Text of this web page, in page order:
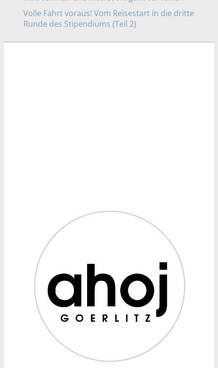
Volle Fahrt voraus! Vom Reisestart in die dritte
Runde des Stipendiums (Teil 2)